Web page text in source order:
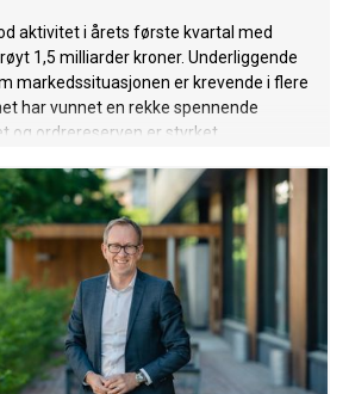
aktivitet i årets første kvartal med
1,5 milliarder kroner. Underliggende
markedssituasjonen er krevende i flere
har vunnet en rekke spennende
og ordrereserven er styrket.